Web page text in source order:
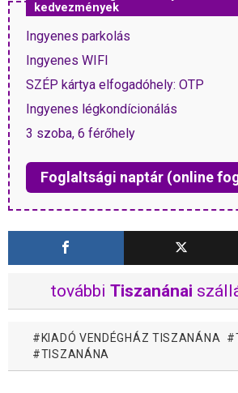
kedvezmények
Ingyenes parkolás
Ingyenes WIFI
SZÉP kártya elfogadóhely: OTP
Ingyenes légkondícionálás
3 szoba, 6 férőhely
Foglaltsági naptár (online
további Tiszanánai
KIADÓ VENDÉGHÁZ TISZANÁNA
TISZANÁNA